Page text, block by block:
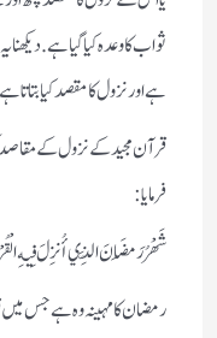
ثواب کا وعدہ کیا گیا ہے.
ہے اور نزول کا مقصد کیا بتاتا
قرآن مجید کے نزول کے مقاصد
فرمایا :
شَهْرُ‌ رَ‌مَضَانَ الَّذِي أُنزِلَ فِيهِ
رمضان کامہینہ وہ ہے جس میں